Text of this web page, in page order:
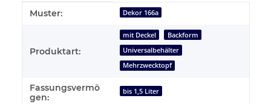
Produkteigenschaft
Wert
Muster: Dekor 166a
Produktart:
mit Deckel
Backform
Universalbehälter
Mehrzwecktopf
Fassungsvermö
gen:
bis 1,5 Liter